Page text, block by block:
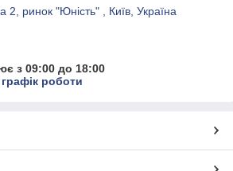
2, ринок "Юність" , Київ, Україна
з 09:00 до 18:00
роботи